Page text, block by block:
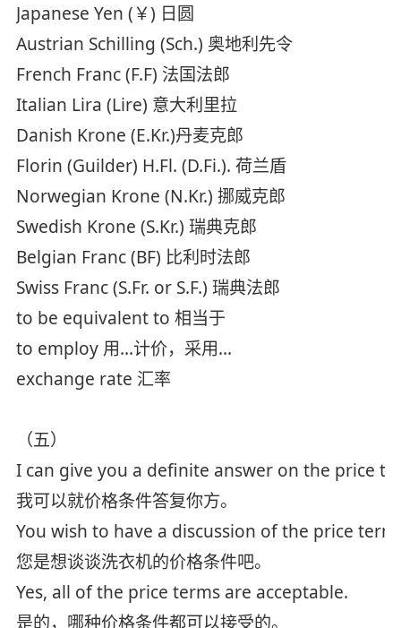
Japanese Yen (￥) 日圆
Austrian Schilling (Sch.) 奥地利先令
French Franc (F.F) 法国法郎
Italian Lira (Lire) 意大利里拉
Danish Krone (E.Kr.)丹麦克郎
Florin (Guilder) H.Fl. (D.Fi.). 荷兰盾
Norwegian Krone (N.Kr.) 挪威克郎
Swedish Krone (S.Kr.) 瑞典克郎
Belgian Franc (BF) 比利时法郎
Swiss Franc (S.Fr. or S.F.) 瑞典法郎
to be equivalent to 相当于
to employ 用...计价，采用...
exchange rate 汇率
（五）
I can give you a definite answer on the price
我可以就价格条件答复你方。
You wish to have a discussion of the price
您是想谈谈洗衣机的价格条件吧。
Yes, all of the price terms are acceptable.
是的，哪种价格条件都可以接受的。